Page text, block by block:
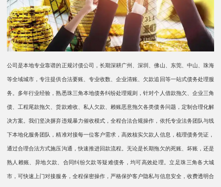
公司是本地专业靠谱的正规讨债公司，长期深耕广州、深圳、佛山、东莞、中山、珠海
等全域城市，专注提供合法要账、专业收数、企业清账、欠款追回等一站式债务处理服
务。多年行业经验，熟悉珠三角本地债务纠纷处理规则，针对个人借款拖欠、企业三角
债、工程尾款拖欠、货款难收、私人欠款、赖账恶意拖欠各类债务问题，定制合理化解
决方案。我们坚决摒弃违规暴力催收模式，全程合法合规操作，依托专业法务团队与线
下本地化服务团队，精准对接每一位客户需求，高效核实欠款人信息，梳理债务凭证，
通过合理合法方式施压沟通，快速推进回款流程。无论是长期拖欠的死账、坏账，还是
熟人赖账、异地欠款、合同纠纷欠款等疑难债务，均可高效处理。立足珠三角各大城
市，可快速上门对接服务，全程保密操作，严格保护客户隐私与信息安全，收费透明合